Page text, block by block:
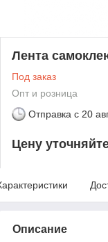
Лента
Под заказ
Опт и розница
Отправка с 20
Цену
Описание